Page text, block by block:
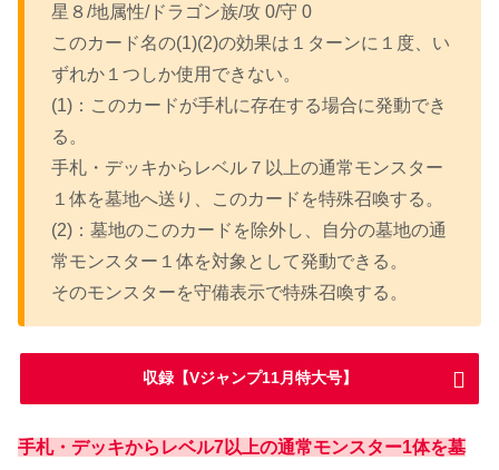
星８/地属性/ドラゴン族/攻 0/守 0
このカード名の(1)(2)の効果は１ターンに１度、い
ずれか１つしか使用できない。
(1)：このカードが手札に存在する場合に発動でき
る。
手札・デッキからレベル７以上の通常モンスター
１体を墓地へ送り、このカードを特殊召喚する。
(2)：墓地のこのカードを除外し、自分の墓地の通
常モンスター１体を対象として発動できる。
そのモンスターを守備表示で特殊召喚する。
収録【Vジャンプ11月特大号】
手札・デッキからレベル7以上の通常モンスター1体を墓